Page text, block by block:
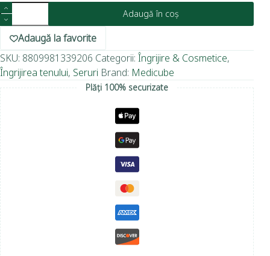
Adaugă în coș
Adaugă la favorite
SKU: 8809981339206 Categorii: Îngrijire & Cosmetice,
Îngrijirea tenului, Seruri Brand: Medicube
Plăți 100% securizate